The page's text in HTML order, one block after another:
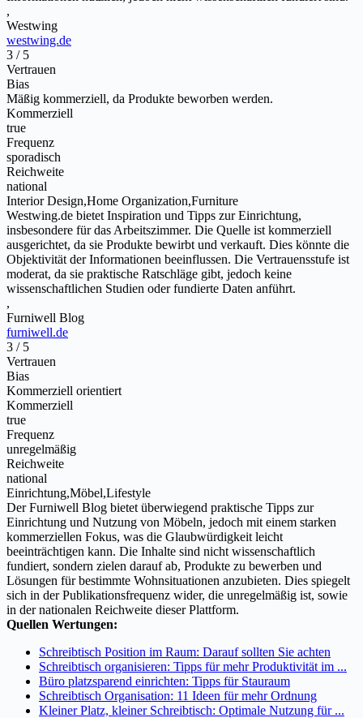
,
Westwing
westwing.de
3 / 5
Vertrauen
Bias
Mäßig kommerziell, da Produkte beworben werden.
Kommerziell
true
Frequenz
sporadisch
Reichweite
national
Interior Design,Home Organization,Furniture
Westwing.de bietet Inspiration und Tipps zur Einrichtung,
insbesondere für das Arbeitszimmer. Die Quelle ist kommerziell
ausgerichtet, da sie Produkte bewirbt und verkauft. Dies könnte die
Objektivität der Informationen beeinflussen. Die Vertrauensstufe ist
moderat, da sie praktische Ratschläge gibt, jedoch keine
wissenschaftlichen Studien oder fundierte Daten anführt.
,
Furniwell Blog
furniwell.de
3 / 5
Vertrauen
Bias
Kommerziell orientiert
Kommerziell
true
Frequenz
unregelmäßig
Reichweite
national
Einrichtung,Möbel,Lifestyle
Der Furniwell Blog bietet überwiegend praktische Tipps zur
Einrichtung und Nutzung von Möbeln, jedoch mit einem starken
kommerziellen Fokus, was die Glaubwürdigkeit leicht
beeinträchtigen kann. Die Inhalte sind nicht wissenschaftlich
fundiert, sondern zielen darauf ab, Produkte zu bewerben und
Lösungen für bestimmte Wohnsituationen anzubieten. Dies spiegelt
sich in der Publikationsfrequenz wider, die unregelmäßig ist, sowie
in der nationalen Reichweite dieser Plattform.
Quellen Wertungen:
Schreibtisch Position im Raum: Darauf sollten Sie achten
Schreibtisch organisieren: Tipps für mehr Produktivität im ...
Büro platzsparend einrichten: Tipps für Stauraum
Schreibtisch Organisation: 11 Ideen für mehr Ordnung
Kleiner Platz, kleiner Schreibtisch: Optimale Nutzung für ...